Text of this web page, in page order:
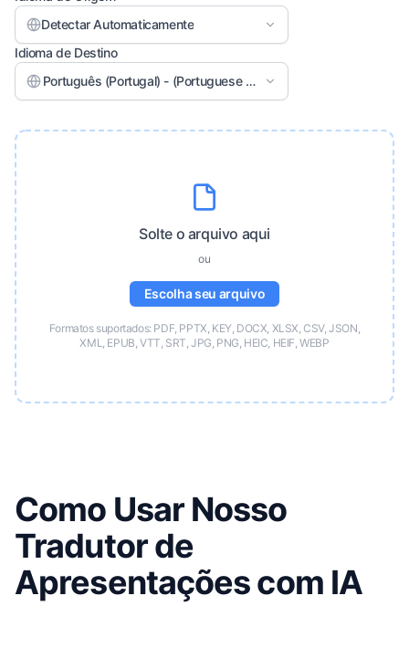
Detectar Automaticamente
Idioma de Destino
Português (Portugal) - (Portuguese (Portugal))
Solte o arquivo aqui
ou
Escolha seu arquivo
Formatos suportados: PDF, PPTX, KEY, DOCX, XLSX, CSV, JSON,
XML, EPUB, VTT, SRT, JPG, PNG, HEIC, HEIF, WEBP
Como Usar Nosso
Tradutor de
Apresentações com IA